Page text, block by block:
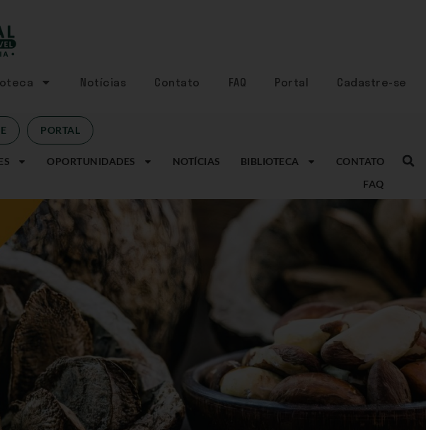
Notícias Contato FAQ Portal Cadastre-se
PORTAL
OPORTUNIDADES NOTÍCIAS BIBLIOTECA
CONTATO
FAQ